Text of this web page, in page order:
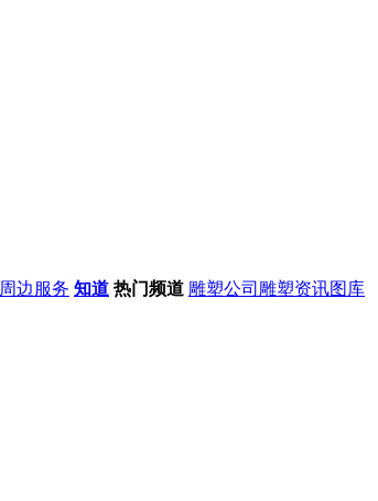
周边服务 知道 热门频道 雕塑公司 雕塑资讯图库